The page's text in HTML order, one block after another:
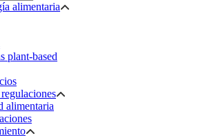
alimentaria
plant-based
alimentaria